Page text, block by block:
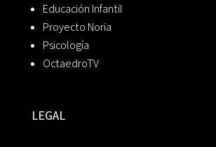
Educación Infantil
Proyecto Noria
Psicología
OctaedroTV
LEGAL